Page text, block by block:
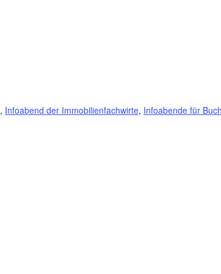
, Infoabend der Immobilienfachwirte, Infoabende für